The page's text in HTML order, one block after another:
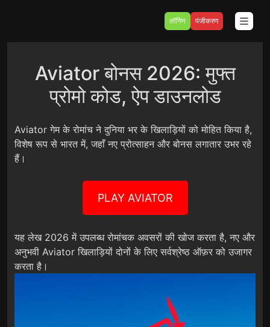
लॉगिन पंजीकरण
Aviator बोनस 2026: मुफ्त
प्रोमो कोड, ऐप डाउनलोड
Aviator गेम के रोमांच ने दुनिया भर के खिलाड़ियों को मोहित किया है,
विशेष रूप से भारत में, जहाँ नए प्रोत्साहन और बोनस लगातार उभर रहे
हैं।
PLAY AVIATOR
यह लेख 2026 में उपलब्ध रोमांचक अवसरों की खोज करता है, नए और
अनुभवी Aviator खिलाड़ियों दोनों के लिए सर्वश्रेष्ठ ऑफ़र को उजागर
करता है।